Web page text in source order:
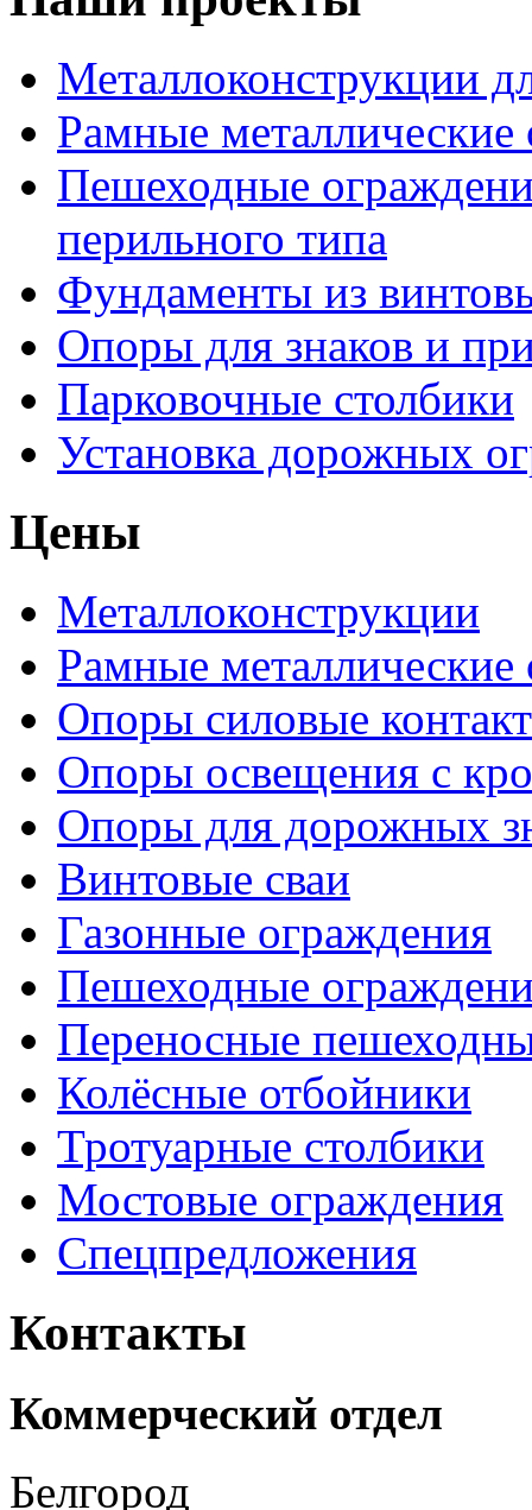
Металлоконструкции
Рамные
Пешеходные
перильного типа
Фундаменты из
Опоры для знаков и
Парковочные столбики
Установка дорожных
Цены
Металлоконструкции
Рамные
Опоры силовые
Опоры освещения с
Опоры для дорожных
Винтовые сваи
Газонные ограждения
Пешеходные
Переносные
Колёсные отбойники
Тротуарные столбики
Мостовые ограждения
Спецпредложения
Контакты
Коммерческий отдел
Белгород